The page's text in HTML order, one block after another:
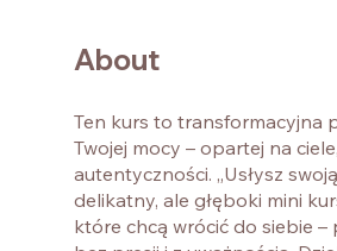
About
Ten kurs to transformacyjna
Twojej mocy – opartej na
autentyczności. „Usłysz
delikatny, ale głęboki mini
które chcą wrócić do siebie –